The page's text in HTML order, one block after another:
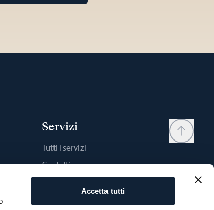
Accetta tutti
Servizi
Tutti i servizi
Contatti